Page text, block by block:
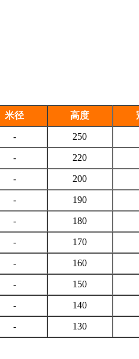
米径 高度
- 250
- 220
- 200
- 190
- 180
- 170
- 160
- 150
- 140
-
130